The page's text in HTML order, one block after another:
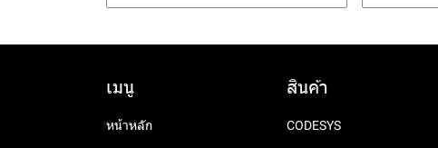
เมนู
หน้าหลัก
สินค้า
CODESYS